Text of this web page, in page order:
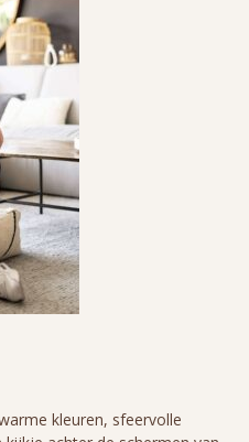
kleuren, sfeervolle